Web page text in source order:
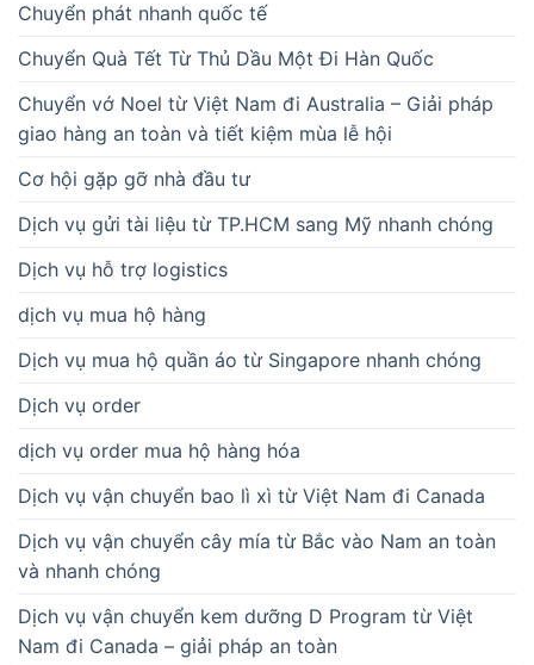
Chuyển phát nhanh quốc tế
Chuyển Quà Tết Từ Thủ Dầu Một Đi Hàn Quốc
Chuyển vớ Noel từ Việt Nam đi Australia – Giải pháp
giao hàng an toàn và tiết kiệm mùa lễ hội
Cơ hội gặp gỡ nhà đầu tư
Dịch vụ gửi tài liệu từ TP.HCM sang Mỹ nhanh chóng
Dịch vụ hỗ trợ logistics
dịch vụ mua hộ hàng
Dịch vụ mua hộ quần áo từ Singapore nhanh chóng
Dịch vụ order
dịch vụ order mua hộ hàng hóa
Dịch vụ vận chuyển bao lì xì từ Việt Nam đi Canada
Dịch vụ vận chuyển cây mía từ Bắc vào Nam an toàn
và nhanh chóng
Dịch vụ vận chuyển kem dưỡng D Program từ Việt
Nam đi Canada – giải pháp an toàn